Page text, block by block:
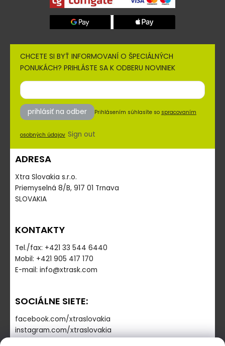
CHCETE SI BYŤ INFORMOVANÍ O ŠPECIÁLNÝCH
PONUKÁCH? PRIHLÁSTE SA K ODBERU NOVINIEK
prihlásiť na odber Prihlásením súhlasíte so spracovaním
osobných údajov Sign out
ADRESA
Xtra Slovakia s.r.o.
Priemyselná 8/B, 917 01 Trnava
SLOVAKIA
KONTAKTY
Tel./fax: +421 33 544 6440
Mobil: +421 905 417 170
E-mail: info@xtrask.com
SOCIÁLNE SIETE:
facebook.com/xtraslovakia
instagram.com/xtraslovakia